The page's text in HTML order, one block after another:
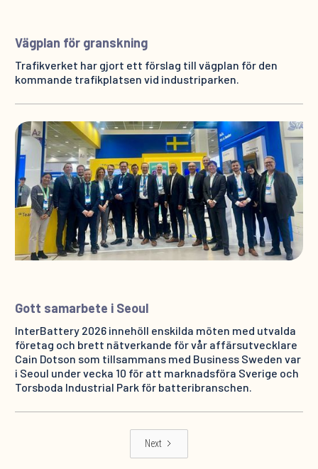
Vägplan för granskning
Trafikverket har gjort ett förslag till vägplan för den
kommande trafikplatsen vid industriparken.
Gott samarbete i Seoul
InterBattery 2026 innehöll enskilda möten med utvalda
företag och brett nätverkande för vår affärsutvecklare
Cain Dotson som tillsammans med Business Sweden var
i Seoul under vecka 10 för att marknadsföra Sverige och
Torsboda Industrial Park för batteribranschen.
Next